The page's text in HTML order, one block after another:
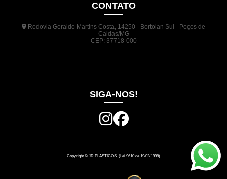
CONTATO
Rodovia Geraldo Martins Costa, 14250 - Bortolan Sul - Poços de
Caldas/MG
CEP: 37718-000
SIGA-NOS!
Copyright © JR PLASTICOS. (Lei 9610 de 19/02/1998)